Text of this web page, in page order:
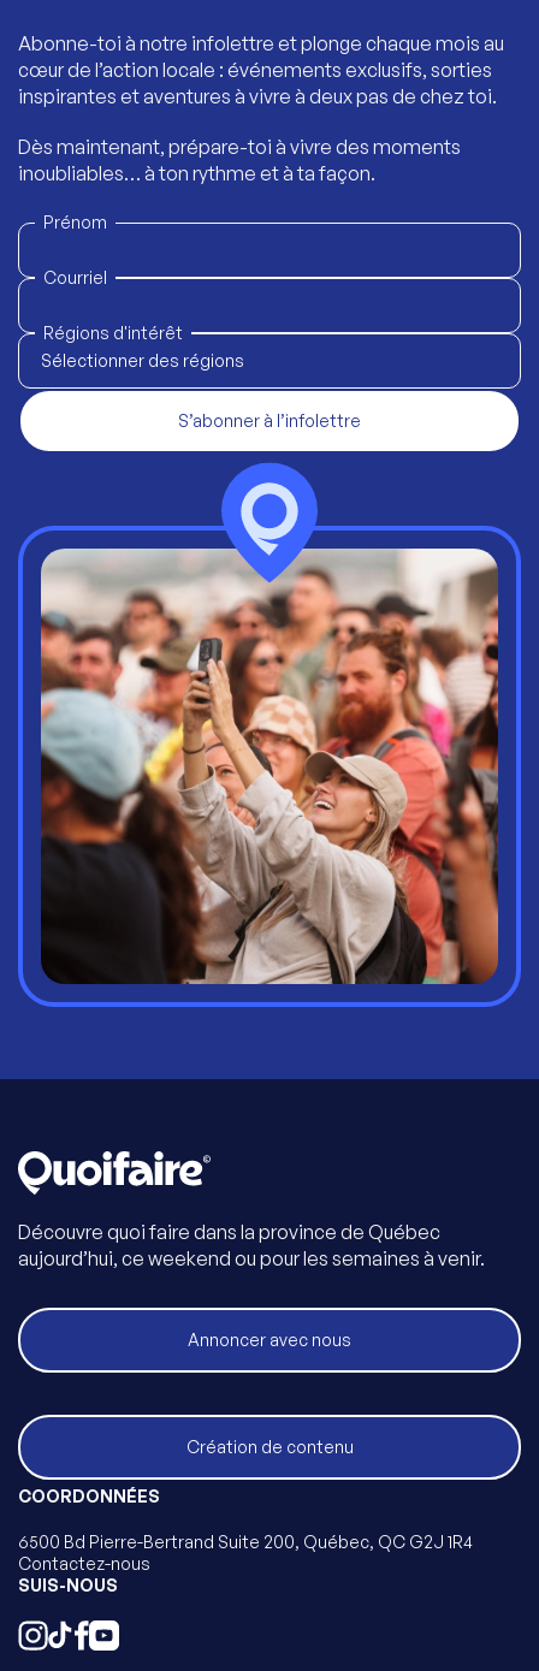
Abonne-toi à notre infolettre et plonge chaque mois au
cœur de l’action locale : événements exclusifs, sorties
inspirantes et aventures à vivre à deux pas de chez toi.
Dès maintenant, prépare-toi à vivre des moments
inoubliables… à ton rythme et à ta façon.
Prénom
Courriel
Régions d'intérêt
Sélectionner des régions
S’abonner à l’infolettre
Découvre quoi faire dans la province de Québec
aujourd’hui, ce weekend ou pour les semaines à venir.
Annoncer avec nous
Création de contenu
COORDONNÉES
6500 Bd Pierre-Bertrand Suite 200, Québec, QC G2J 1R4
Contactez-nous
SUIS-NOUS